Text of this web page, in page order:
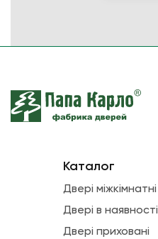
Каталог
Двері міжкімнатні
Двері в наявності
Двері приховані